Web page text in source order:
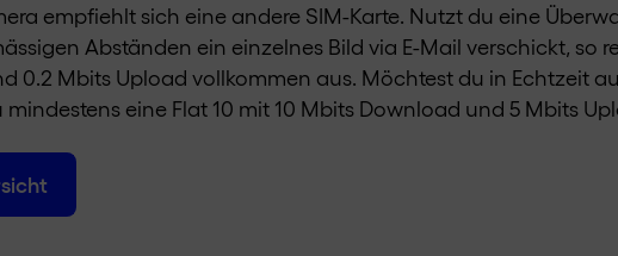
empfiehlt sich eine andere SIM-Karte. Nutzt du eine
Abständen ein einzelnes Bild via E-Mail verschickt, so
0.2 Mbits Upload vollkommen aus. Möchtest du in Echtzeit
mindestens eine Flat 10 mit 10 Mbits Download und 5 Mbits